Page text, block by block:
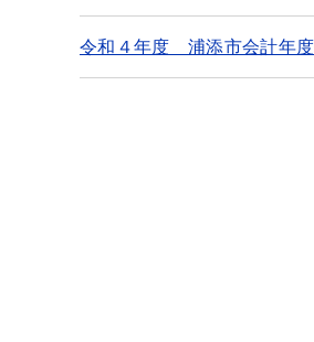
令和４年度 浦添市会計年度